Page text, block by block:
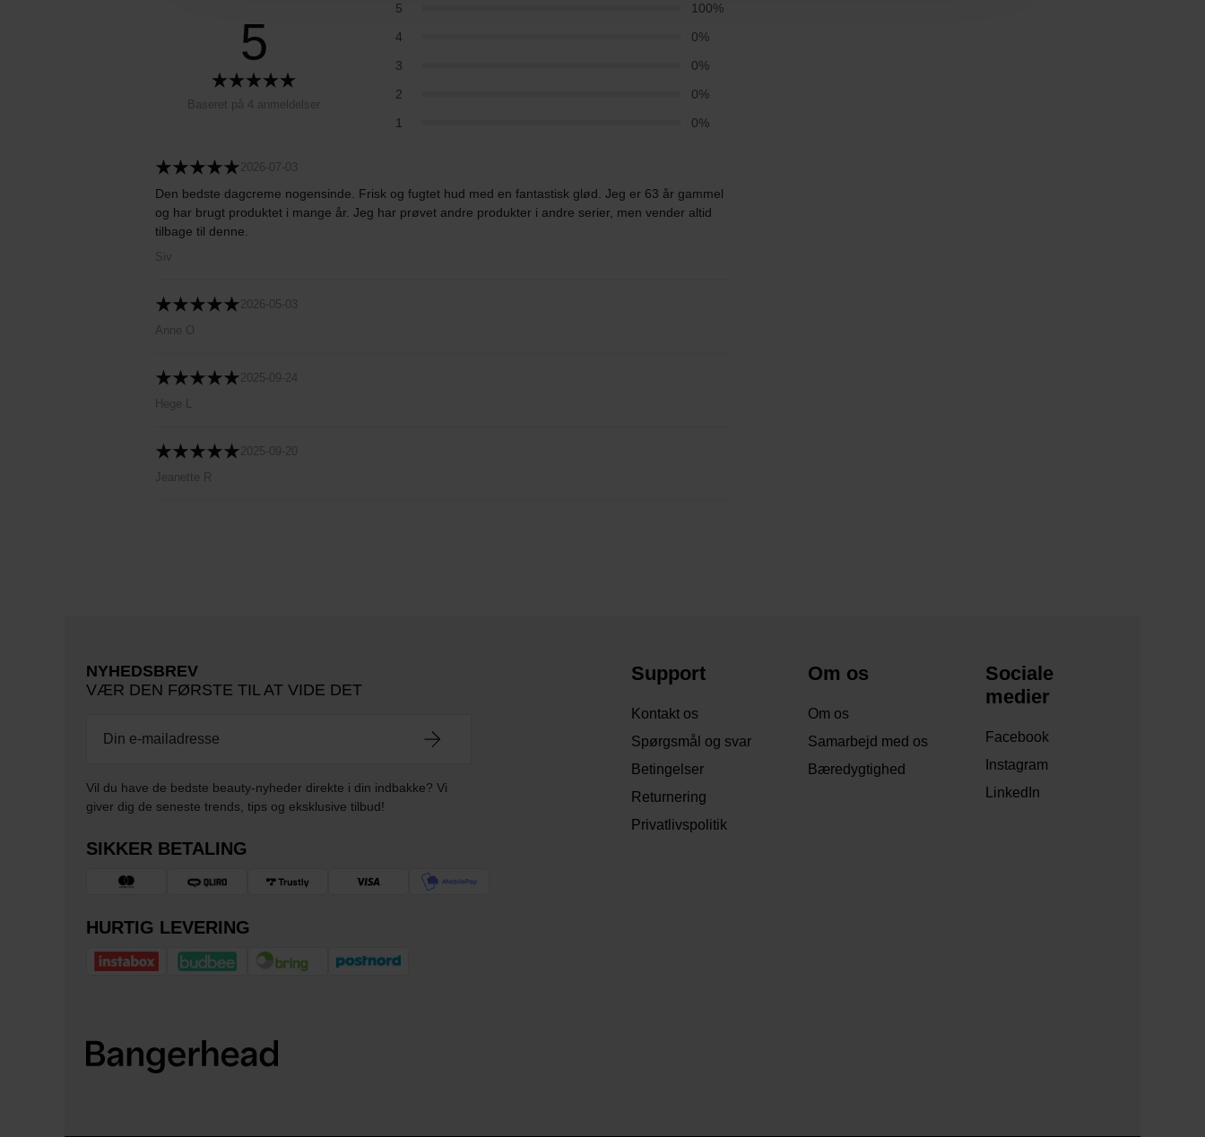
5
Baseret på 4 anmeldelser
5
100%
4
0%
3
0%
2
0%
1
0%
2026-07-03
Den bedste dagcreme nogensinde. Frisk og fugtet hud med en fantastisk glød. Jeg er 63 år gammel
og har brugt produktet i mange år. Jeg har prøvet andre produkter i andre serier, men vender altid
tilbage til denne.
Siv
2026-05-03
Anne O
2025-09-24
Hege L
2025-09-20
Jeanette R
NYHEDSBREV
VÆR DEN FØRSTE TIL AT VIDE DET
Vil du have de bedste beauty-nyheder direkte i din indbakke? Vi
giver dig de seneste trends, tips og eksklusive tilbud!
SIKKER BETALING
HURTIG LEVERING
Support
Kontakt os
Spørgsmål og svar
Betingelser
Returnering
Privatlivspolitik
Om os
Om os
Samarbejd med os
Bæredygtighed
Sociale
medier
Facebook
Instagram
LinkedIn